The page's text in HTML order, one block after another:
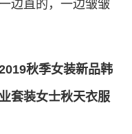
边直的，一边皱皱
秋季女装新品韩
套装女士秋天衣服